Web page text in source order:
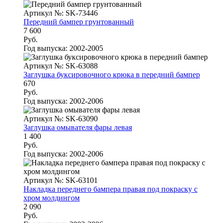
Артикул №: SK-73446
Передний бампер грунтованный
7 600
Руб.
Год выпуска: 2002-2005
Артикул №: SK-63088
Заглушка буксировочного крюка в передний бампер
670
Руб.
Год выпуска: 2002-2006
Артикул №: SK-63090
Заглушка омывателя фары левая
1 400
Руб.
Год выпуска: 2002-2006
Артикул №: SK-63101
Накладка переднего бампера правая под покраску с
хром молдингом
2 090
Руб.